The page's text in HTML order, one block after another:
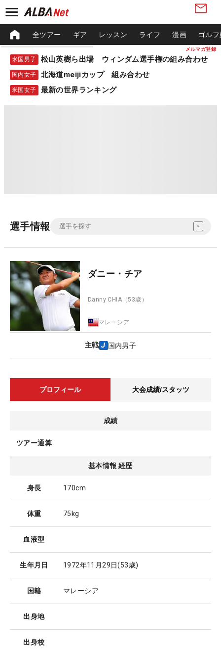
メルマガ登録
全ツアー ギア レッスン ライフ 漫画 ゴル
米国男子 松山英樹ら出場 ウィンダム選手権の組み合わせ
国内女子 北海道meijiカップ 組み合わせ
米国女子 最新の世界ランキング
選手情報
ダニー・チア
Danny CHIA （53歳）
マレーシア
主戦 国内男子
プロフィール 大会成績/スタッツ
成績
ツアー通算
基本情報 経歴
身長 170cm
体重 75kg
血液型
生年月日 1972年11月29日(53歳)
国籍 マレーシア
出身地
出身校